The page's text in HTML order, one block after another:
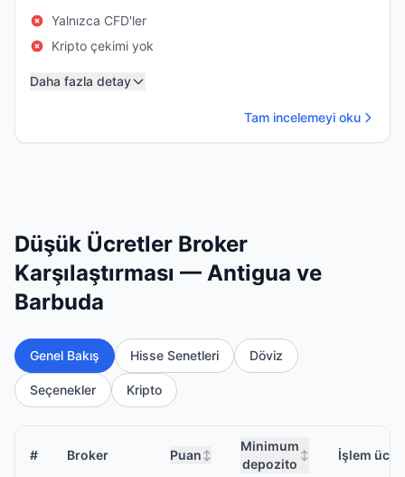
Yalnızca CFD'ler
Kripto çekimi yok
Daha fazla detay
Tam incelemeyi oku
Düşük Ücretler Broker
Karşılaştırması — Antigua ve
Barbuda
Genel Bakış Hisse Senetleri Döviz
Seçenekler Kripto
# Broker Puan ↕
Minimum
depozito
↕ İşlem